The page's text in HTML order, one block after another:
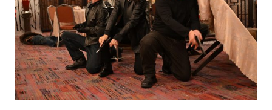
推
薦
自
媒
體。